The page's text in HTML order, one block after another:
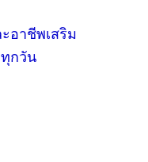
อาชีพเสริม
กวัน